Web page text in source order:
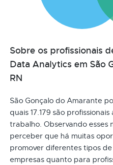
Sobre os profissionais
Data Analytics em São
RN
São Gonçalo do Amarante
quais 17.179 são
trabalho. Observando esses
perceber que há muitas
promover diferentes tipos
empresas quanto para